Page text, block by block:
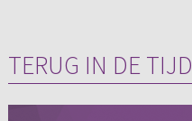
TERUG IN DE TIJD